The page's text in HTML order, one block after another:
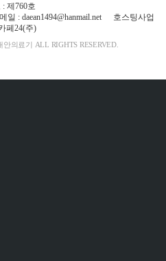
: 제760호
일 : daean1494@hanmail.net
호스팅사업
페24(주)
의료기 ALL RIGHTS RESERVED.